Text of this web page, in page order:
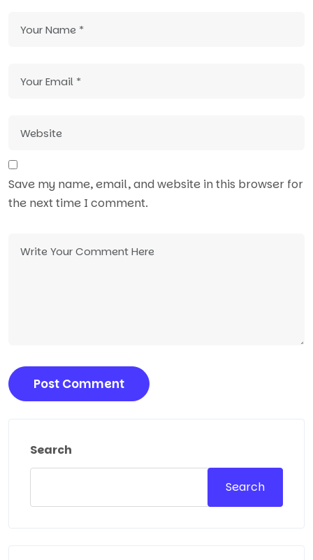
Save my name, email, and website in this browser for
the next time I comment.
Search
Search